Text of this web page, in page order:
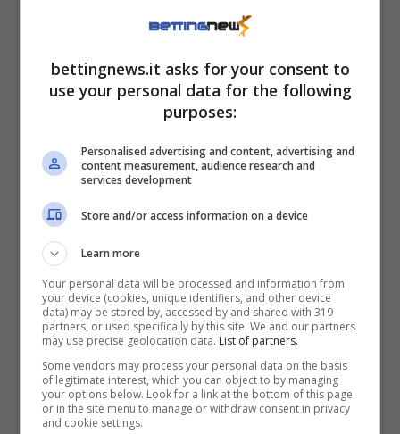
Per lo stesso motivo merita attenzione anche
, compagno di Adams. Tornato
titolare contro il Leeds dopo un lungo stop, lo
scozzese è un altro candidato forte. I numeri
sono eloquenti: 2,61 falli commessi p/90
quest’anno, media di 1,82 falli p/90 nella
scorsa stagione, chiusa con ben 9 cartellini
gialli (0,38 p/90). Inoltre, Christie è stato
ammonito in entrambi i precedenti contro il
Fulham lo scorso campionato.
Una combinazione di fattori che, con Hooper
al comando, rende la giocata sui cartellini
un’opzione quasi obbligata. E nel Fulham? Il
nome forte è sempre quello diLukic, già a
bettingnews.it asks for your consent to
use your personal data for the following
purposes:
Personalised advertising and content, advertising and
content measurement, audience research and
services development
Store and/or access information on a device
Learn more
Your personal data will be processed and information from
your device (cookies, unique identifiers, and other device
data) may be stored by, accessed by and shared with 319
partners, or used specifically by this site. We and our partners
may use precise geolocation data. List of partners.
Some vendors may process your personal data on the basis
of legitimate interest, which you can object to by managing
your options below. Look for a link at the bottom of this page
or in the site menu to manage or withdraw consent in privacy
and cookie settings.